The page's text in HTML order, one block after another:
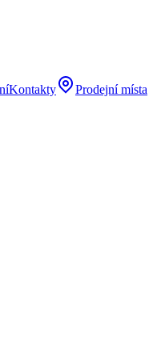
Kontakty Prodejní místa